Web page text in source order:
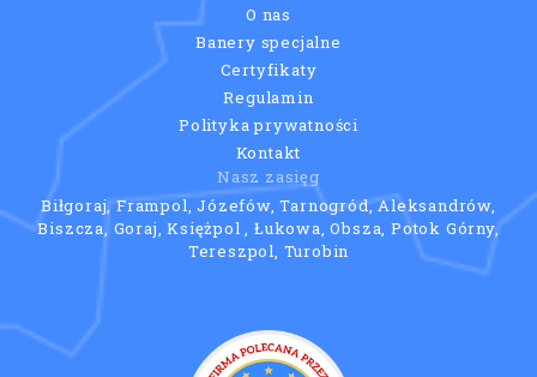
O nas
Banery specjalne
Certyfikaty
Regulamin
Polityka prywatności
Kontakt
Nasz zasięg
Biłgoraj, Frampol, Józefów, Tarnogród, Aleksandrów,
Biszcza, Goraj, Księżpol , Łukowa, Obsza, Potok Górny,
Tereszpol, Turobin